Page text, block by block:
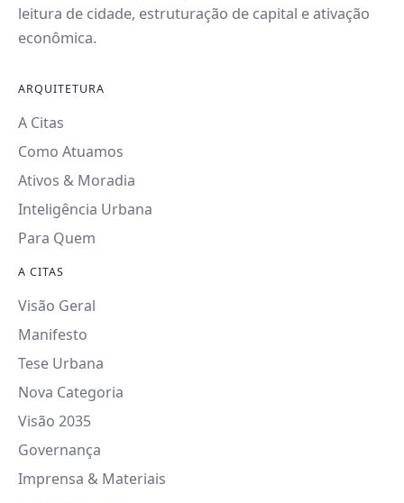
leitura de cidade, estruturação de capital e ativação
econômica.
ARQUITETURA
A Citas
Como Atuamos
Ativos & Moradia
Inteligência Urbana
Para Quem
A CITAS
Visão Geral
Manifesto
Tese Urbana
Nova Categoria
Visão 2035
Governança
Imprensa & Materiais